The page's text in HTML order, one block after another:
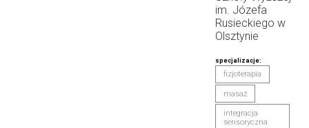
im. Józefa
Rusieckiego w
Olsztynie
specjalizacje:
fizjoterapia
masaż
integracja
sensoryczna